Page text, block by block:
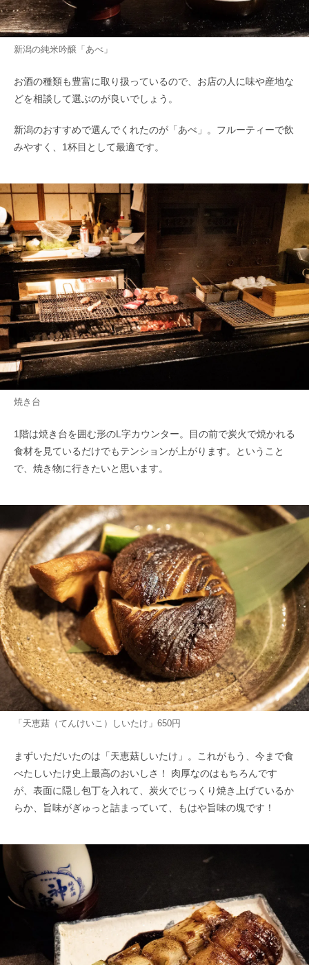
新潟の純米吟醸「あべ」
お酒の種類も豊富に取り扱っているので、お店の人に味や産地な
どを相談して選ぶのが良いでしょう。
新潟のおすすめで選んでくれたのが「あべ」。フルーティーで飲
みやすく、1杯目として最適です。
焼き台
1階は焼き台を囲む形のL字カウンター。目の前で炭火で焼かれる
食材を見ているだけでもテンションが上がります。ということ
で、焼き物に行きたいと思います。
「天恵菇（てんけいこ）しいたけ」650円
まずいただいたのは「天恵菇しいたけ」。これがもう、今まで食
べたしいたけ史上最高のおいしさ！ 肉厚なのはもちろんです
が、表面に隠し包丁を入れて、炭火でじっくり焼き上げているか
らか、旨味がぎゅっと詰まっていて、もはや旨味の塊です！